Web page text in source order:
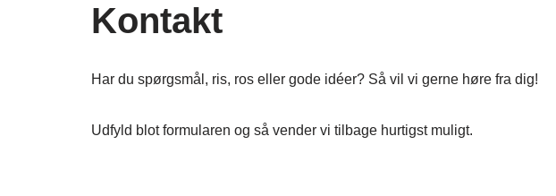
Kontakt
Har du spørgsmål, ris, ros eller gode idéer? Så vil vi gerne høre fra dig!
Udfyld blot formularen og så vender vi tilbage hurtigst muligt.